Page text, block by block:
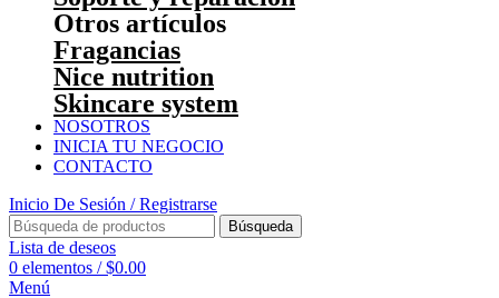
Otros artículos
Fragancias
Nice nutrition
Skincare system
NOSOTROS
INICIA TU NEGOCIO
CONTACTO
Inicio De Sesión / Registrarse
Búsqueda
Lista de deseos
0 elementos / $0.00
Menú